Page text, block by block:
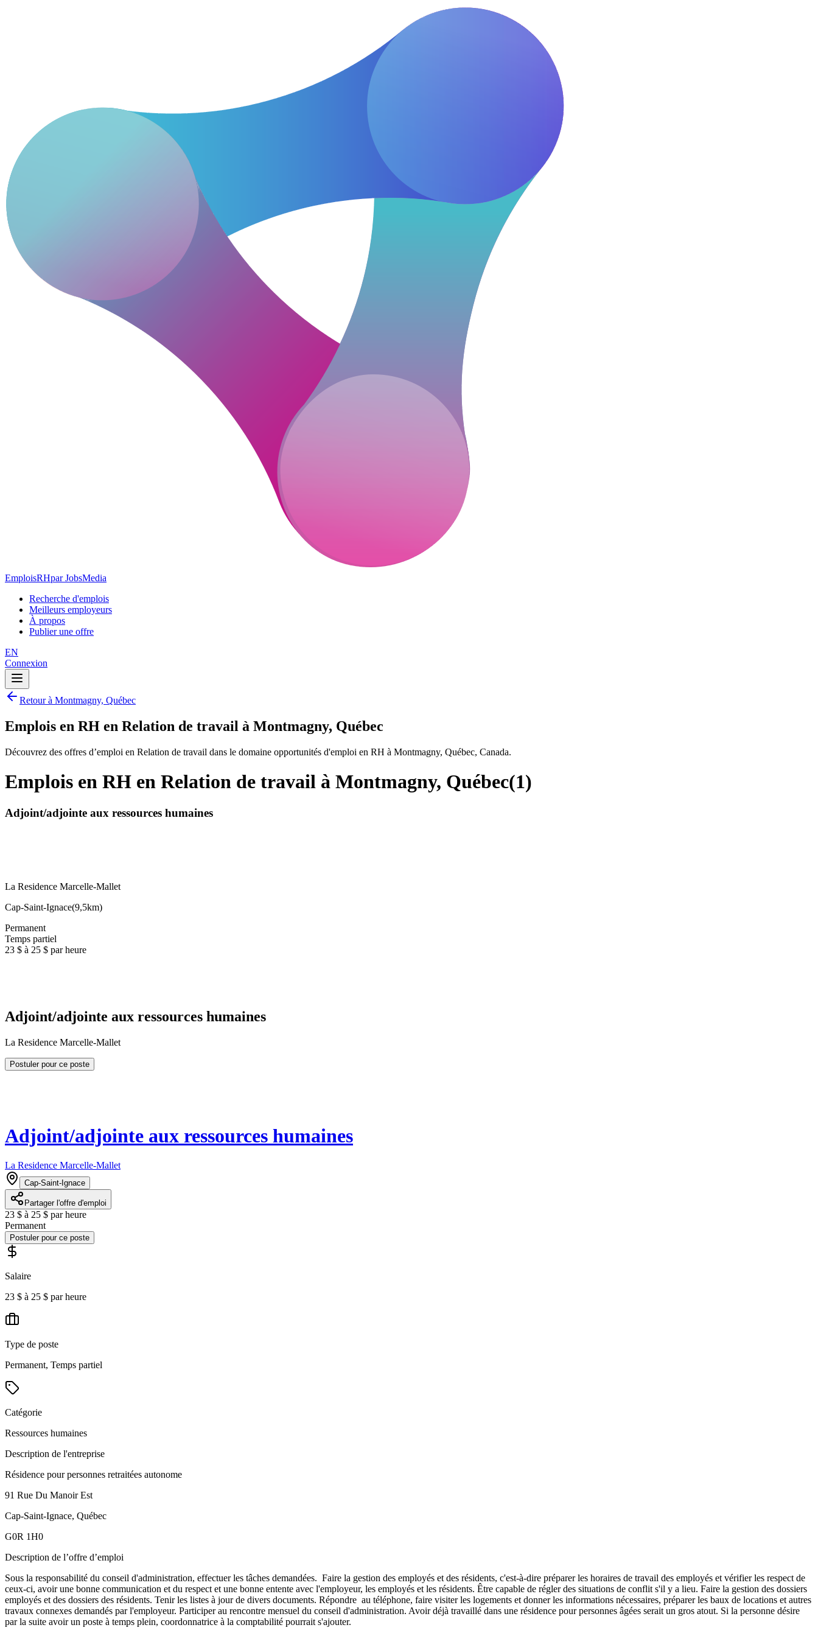
EmploisRHpar JobsMedia
Recherche d'emplois
Meilleurs employeurs
À propos
Publier une offre
EN
Connexion
Retour à Montmagny, Québec
Emplois en RH en Relation de travail à Montmagny, Québec
Découvrez des offres d’emploi en Relation de travail dans le domaine opportunités d'emploi en RH à Montmagny, Québec, Canada.
Emplois en RH en Relation de travail à Montmagny, Québec(1)
Adjoint/adjointe aux ressources humaines
La Residence Marcelle-Mallet
Cap-Saint-Ignace(9,5km)
Permanent
Temps partiel
23 $ à 25 $ par heure
Adjoint/adjointe aux ressources humaines
La Residence Marcelle-Mallet
Postuler pour ce poste
Adjoint/adjointe aux ressources humaines
La Residence Marcelle-Mallet
Cap-Saint-Ignace
Partager l'offre d'emploi
23 $ à 25 $ par heure
Permanent
Postuler pour ce poste
Salaire
23 $ à 25 $ par heure
Type de poste
Permanent, Temps partiel
Catégorie
Ressources humaines
Description de l'entreprise
Résidence pour personnes retraitées autonome
91 Rue Du Manoir Est
Cap-Saint-Ignace, Québec
G0R 1H0
Description de l’offre d’emploi
Sous la responsabilité du conseil d'administration, effectuer les tâches demandées. Faire la gestion des employés et des résidents, c'est-à-dire préparer les horaires de travail des employés et vérifier les respect de
ceux-ci, avoir une bonne communication et du respect et une bonne entente avec l'employeur, les employés et les résidents. Être capable de régler des situations de conflit s'il y a lieu. Faire la gestion des dossiers
employés et des dossiers des résidents. Tenir les listes à jour de divers documents. Répondre au téléphone, faire visiter les logements et donner les informations nécessaires, préparer les baux de locations et autres
travaux connexes demandés par l'employeur. Participer au rencontre mensuel du conseil d'administration. Avoir déjà travaillé dans une résidence pour personnes âgées serait un gros atout. Si la personne désire
par la suite avoir un poste à temps plein, coordonnatrice à la comptabilité pourrait s'ajouter.